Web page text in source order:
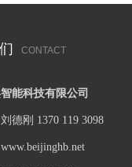
CONTACT
能科技有限公司
德刚 1370 119 3098